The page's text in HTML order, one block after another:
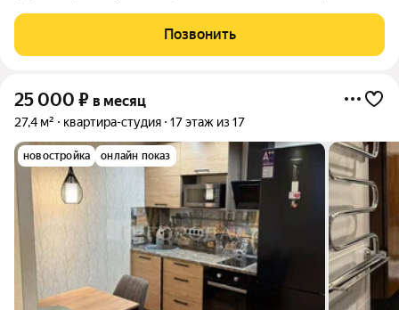
Дивногорский, ул. Романтиков, 26 (ЖК «Дивногорский»).
Транспортная доступность: до
Позвонить
25 000 ₽ в месяц
27,4 м² квартира-студия 17 этаж из 17
новостройка онлайн показ